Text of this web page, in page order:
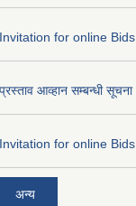
Invitation for online Bids
प्रस्ताव आव्हान सम्बन्धी सूचना
Invitation for online Bids
अन्य